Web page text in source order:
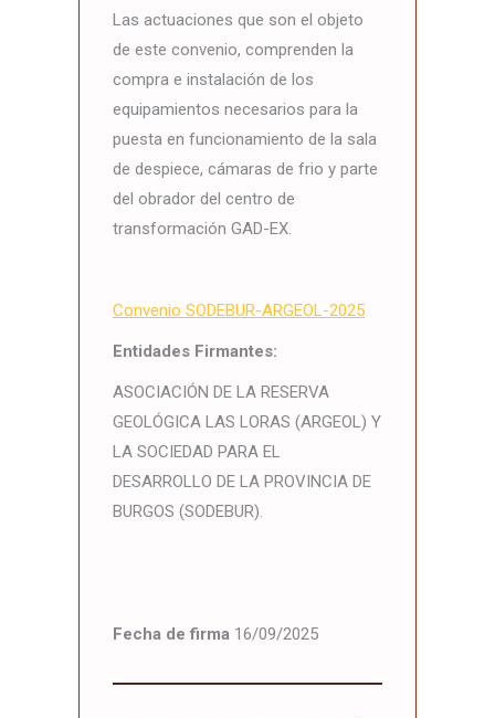
Las actuaciones que son el objeto
de este convenio, comprenden la
compra e instalación de los
equipamientos necesarios para la
puesta en funcionamiento de la sala
de despiece, cámaras de frio y parte
del obrador del centro de
transformación GAD-EX.
Convenio SODEBUR-ARGEOL-2025
Entidades Firmantes:
ASOCIACIÓN DE LA RESERVA
GEOLÓGICA LAS LORAS (ARGEOL) Y
LA SOCIEDAD PARA EL
DESARROLLO DE LA PROVINCIA DE
BURGOS (SODEBUR).
Fecha de firma 16/09/2025